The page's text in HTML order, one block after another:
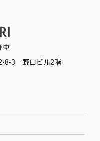
8-3 野口ビル2階